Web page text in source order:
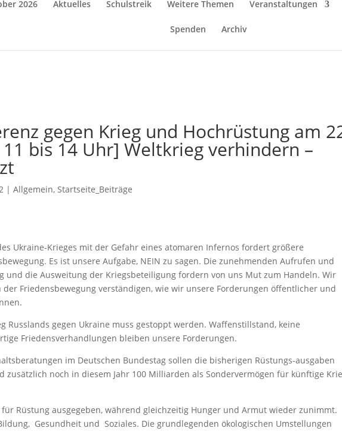
2026 Aktuelles Schulstreik Weitere Themen Veranstaltungen
Spenden Archiv
gegen Krieg und Hochrüstung am
bis 14 Uhr] Weltkrieg verhindern –
|Allgemein,Startseite_Beiträge
Ukraine-Krieges mit der Gefahr eines atomaren Infernos fordert größere
Es ist unsere Aufgabe, NEIN zu sagen. Die zunehmenden Aufrufen und
und die Ausweitung der Kriegsbeteiligung fordern von uns Mut zum Handeln. Wir
Friedensbewegung verständigen, wie wir unsere Forderungen öffentlicher und
Russlands gegen Ukraine muss gestoppt werden. Waffenstillstand, keine
Friedensverhandlungen bleiben unsere Forderungen.
im Deutschen Bundestag sollen die bisherigen Rüstungs-ausgaben
zusätzlich noch in diesem Jahr 100 Milliarden als Sondervermögen für künftige
Rüstung ausgegeben, während gleichzeitig Hunger und Armut wieder zunimmt.
Gesundheit und Soziales. Die grundlegenden ökologischen Umstellungen